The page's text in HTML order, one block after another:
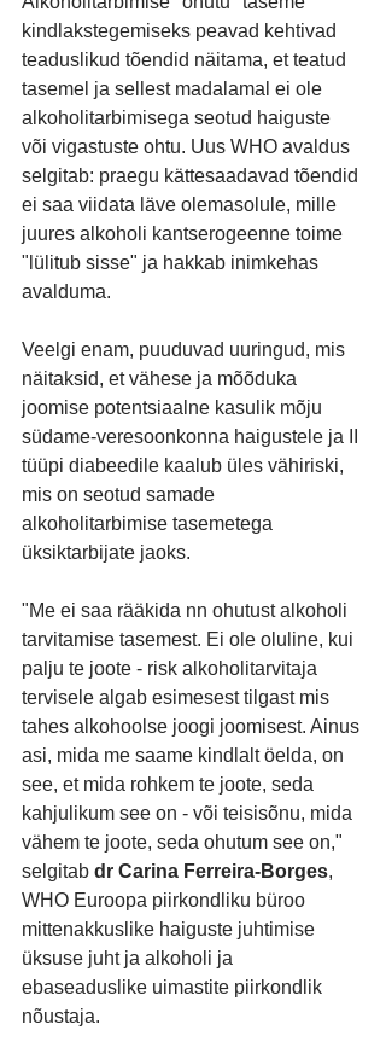
kindlakstegemiseks peavad kehtivad
teaduslikud tõendid näitama, et teatud
tasemel ja sellest madalamal ei ole
alkoholitarbimisega seotud haiguste
või vigastuste ohtu. Uus WHO avaldus
selgitab: praegu kättesaadavad tõendid
ei saa viidata läve olemasolule, mille
juures alkoholi kantserogeenne toime
"lülitub sisse" ja hakkab inimkehas
avalduma.
Veelgi enam, puuduvad uuringud, mis
näitaksid, et vähese ja mõõduka
joomise potentsiaalne kasulik mõju
südame-veresoonkonna haigustele ja II
tüüpi diabeedile kaalub üles vähiriski,
mis on seotud samade
alkoholitarbimise tasemetega
üksiktarbijate jaoks.
"Me ei saa rääkida nn ohutust alkoholi
tarvitamise tasemest. Ei ole oluline, kui
palju te joote - risk alkoholitarvitaja
tervisele algab esimesest tilgast mis
tahes alkohoolse joogi joomisest. Ainus
asi, mida me saame kindlalt öelda, on
see, et mida rohkem te joote, seda
kahjulikum see on - või teisisõnu, mida
vähem te joote, seda ohutum see on,"
selgitab dr Carina Ferreira-Borges,
WHO Euroopa piirkondliku büroo
mittenakkuslike haiguste juhtimise
üksuse juht ja alkoholi ja
ebaseaduslike uimastite piirkondlik
nõustaja.